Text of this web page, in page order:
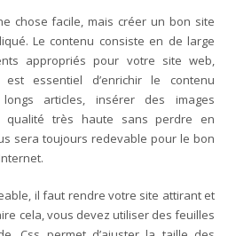
chose facile, mais créer un bon site
Le contenu consiste en de large
appropriés pour votre site web,
est essentiel d’enrichir le contenu
articles, insérer des images
qualité très haute sans perdre en
sera toujours redevable pour le bon
, il faut rendre votre site attirant et
cela, vous devez utiliser des feuilles